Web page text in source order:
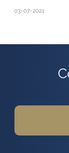
03-07-2021